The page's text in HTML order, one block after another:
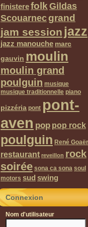
finisterefolk Gildas
Scouarnecgrand
jam session jazz
jazz manouche marc
gauvin moulin
moulin grand
poulguin musique
musique traditionnelle piano
pizzéria pont pont-
aven pop pop rock
poulguin René Goaër
restaurant reveillon rock
soirée sona ca sona soul
motors sud swing
Connexion
Nom d'utilisateur